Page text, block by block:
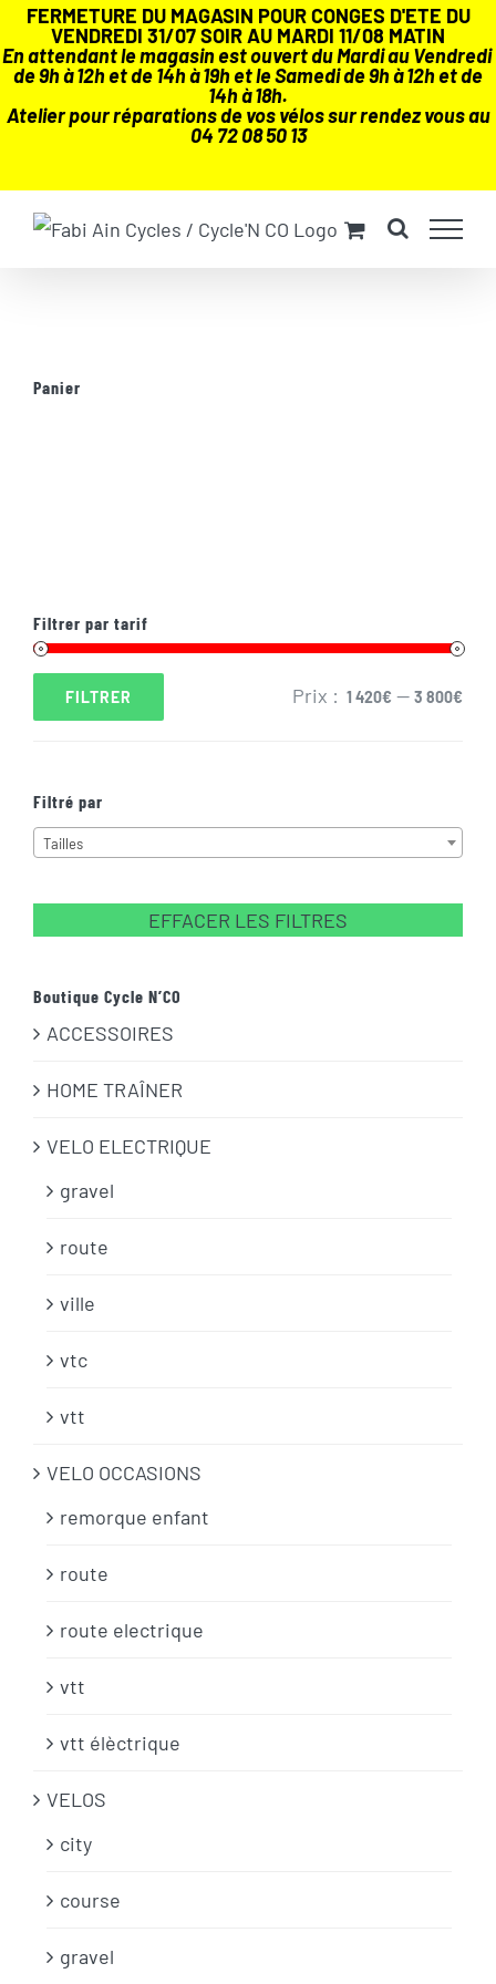
FERMETURE DU MAGASIN POUR CONGES D'ETE DU
VENDREDI 31/07 SOIR AU MARDI 11/08 MATIN
En attendant le magasin est ouvert du Mardi au Vendredi
de 9h à 12h et de 14h à 19h et le Samedi de 9h à 12h et de
14h à 18h.
Atelier pour réparations de vos vélos sur rendez vous au
04 72 08 50 13
Panier
Filtrer par tarif
Prix
Prix
FILTRER Prix : 1 420€ — 3 800€
Filtré par
Tailles
EFFACER LES FILTRES
Boutique Cycle N’CO
ACCESSOIRES
HOME TRAÎNER
VELO ELECTRIQUE
gravel
route
ville
vtc
vtt
VELO OCCASIONS
remorque enfant
route
route electrique
vtt
vtt élèctrique
VELOS
city
course
gravel